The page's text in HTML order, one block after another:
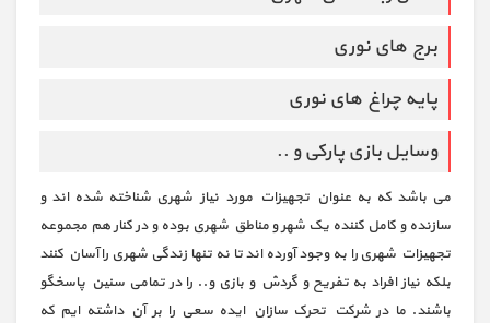
برج های نوری
پایه چراغ های نوری
وسایل بازی پارکی و ..
می باشد که به عنوان تجهیزات مورد نیاز شهری شناخته شده اند و
سازنده و کامل کننده یک شهر و مناطق شهری بوده و در کنار هم مجموعه
تجهیزات شهری را به وجود آورده اند تا نه تنها زندگی شهری را آسان کنند
بلکه نیاز افراد به تفریح و گردش و بازی و.. را در تمامی سنین پاسخگو
باشند. ما در شرکت تحرک سازان ایده سعی را بر آن داشته ایم که